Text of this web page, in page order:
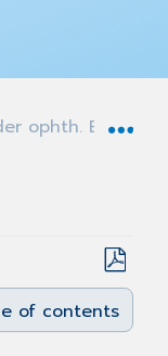
ophth. Einträge
Save
as
PDF
of contents